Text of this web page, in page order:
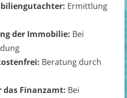
Ermittlung
der Immobilie: Bei
Beratung durch
Finanzamt: Bei